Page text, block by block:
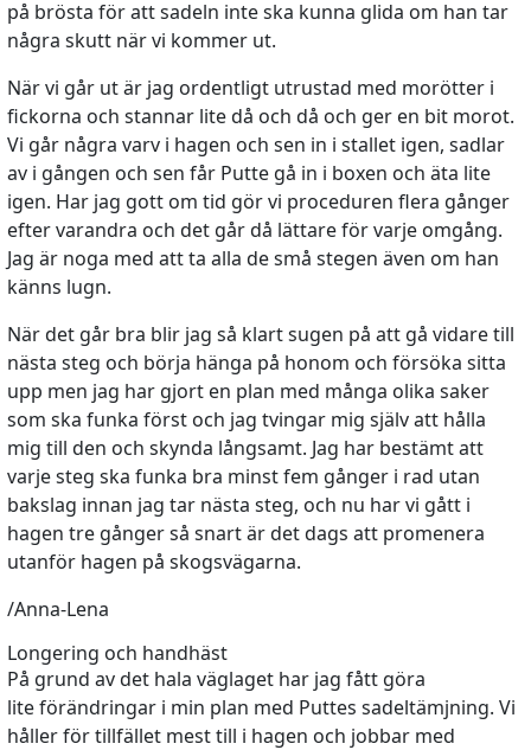
på brösta för att sadeln inte ska kunna glida om han tar
några skutt när vi kommer ut.
När vi går ut är jag ordentligt utrustad med morötter i
fickorna och stannar lite då och då och ger en bit morot.
Vi går några varv i hagen och sen in i stallet igen, sadlar
av i gången och sen får Putte gå in i boxen och äta lite
igen. Har jag gott om tid gör vi proceduren flera gånger
efter varandra och det går då lättare för varje omgång.
Jag är noga med att ta alla de små stegen även om han
känns lugn.
När det går bra blir jag så klart sugen på att gå vidare till
nästa steg och börja hänga på honom och försöka sitta
upp men jag har gjort en plan med många olika saker
som ska funka först och jag tvingar mig själv att hålla
mig till den och skynda långsamt. Jag har bestämt att
varje steg ska funka bra minst fem gånger i rad utan
bakslag innan jag tar nästa steg, och nu har vi gått i
hagen tre gånger så snart är det dags att promenera
utanför hagen på skogsvägarna.
/Anna-Lena
Longering och handhäst
På grund av det hala väglaget har jag fått göra
lite förändringar i min plan med Puttes sadeltämjning. Vi
håller för tillfället mest till i hagen och jobbar med